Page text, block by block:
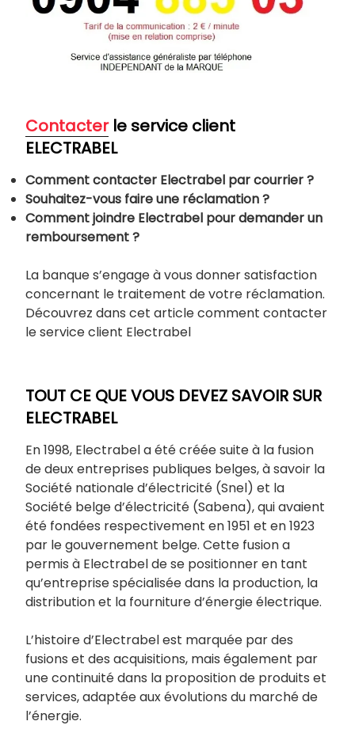
Contacterle service client
ELECTRABEL
Comment contacter Electrabel par courrier ?
Souhaitez-vous faire une réclamation ?
Comment joindre Electrabel pour demander un
remboursement ?
La banque s’engage à vous donner satisfaction
concernant le traitement de votre réclamation.
Découvrez dans cet article comment contacter
le service client Electrabel
TOUT CE QUE VOUS DEVEZ SAVOIR SUR
ELECTRABEL
En 1998, Electrabel a été créée suite à la fusion
de deux entreprises publiques belges, à savoir la
Société nationale d’électricité (Snel) et la
Société belge d’électricité (Sabena), qui avaient
été fondées respectivement en 1951 et en 1923
par le gouvernement belge. Cette fusion a
permis à Electrabel de se positionner en tant
qu’entreprise spécialisée dans la production, la
distribution et la fourniture d’énergie électrique.
L’histoire d’Electrabel est marquée par des
fusions et des acquisitions, mais également par
une continuité dans la proposition de produits et
services, adaptée aux évolutions du marché de
l’énergie.